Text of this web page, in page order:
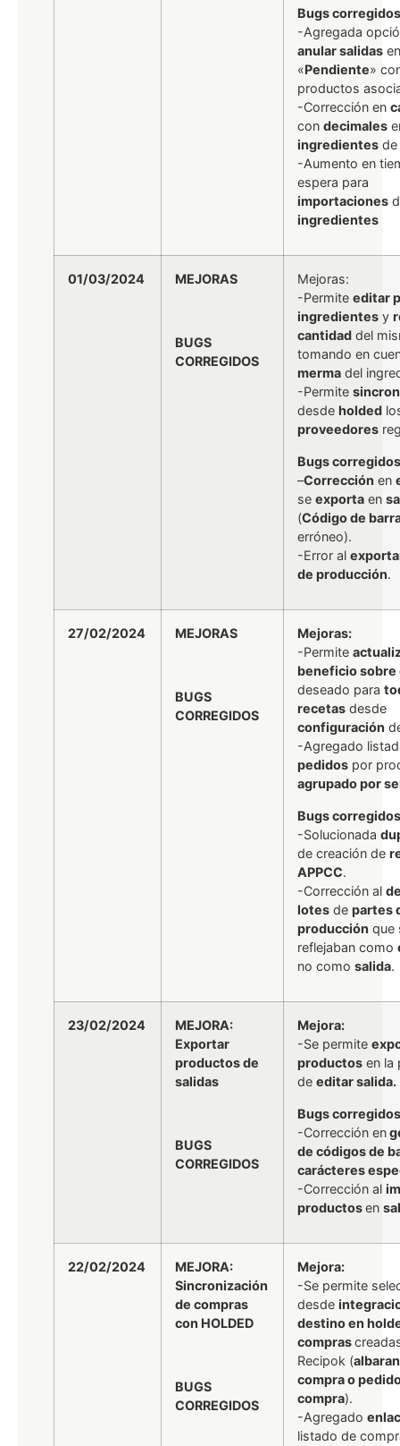
Bugs
-Agregada
anular salidas
«Pendiente»
productos
-Corrección en
con decimales
ingredientes de
-Aumento en
espera para
importaciones
ingredientes
01/03/2024 MEJORAS
BUGS
CORREGIDOS
Mejoras:
-Permite editar
ingredientes y
cantidad del
tomando en
merma del
-Permite
desde holded
proveedores
Bugs
–Corrección en
se exporta en
(Código de
erróneo).
-Error al
de producción.
27/02/2024 MEJORAS
BUGS
CORREGIDOS
Mejoras:
-Permite
beneficio sobre
deseado para
recetas desde
configuración
-Agregado
pedidos por
agrupado por
Bugs
-Solucionada
de creación de
APPCC.
-Corrección al
lotes de partes
producción que
reflejaban como
no como salida.
23/02/2024
MEJORA:
Exportar
productos de
salidas
BUGS
CORREGIDOS
Mejora:
-Se permite
productos en la
de editar salida.
Bugs
-Corrección en
de códigos de
carácteres
-Corrección al
productosen
22/02/2024
MEJORA:
Sincronización
de compras
con HOLDED
BUGS
CORREGIDOS
Mejora:
-Se permite
desde
destino en
compras
Recipok (
compra o
compra).
-Agregado
listado de